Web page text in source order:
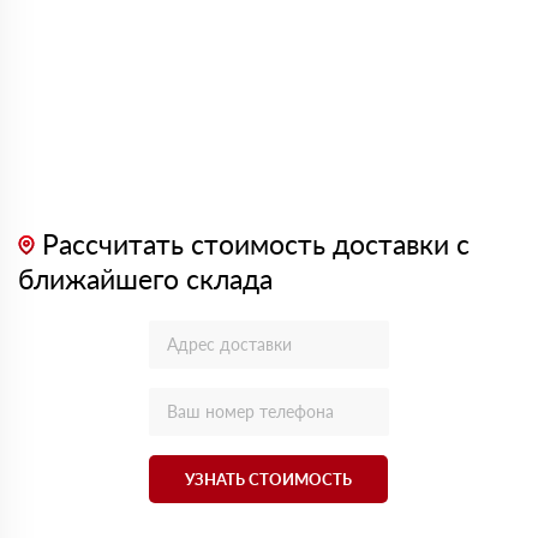
Рассчитать стоимость доставки с
ближайшего склада
УЗНАТЬ СТОИМОСТЬ